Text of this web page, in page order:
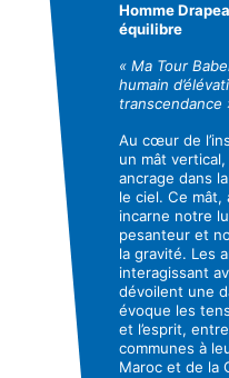
Homme
équilibre
« Ma Tour
humain
transcendance
Au cœur de
un mât
ancrage dans
le ciel. Ce mât,
incarne notre
pesanteur et
la gravité. Les
interagissant
dévoilent une
évoque les
et l’esprit,
communes à
Maroc et de la